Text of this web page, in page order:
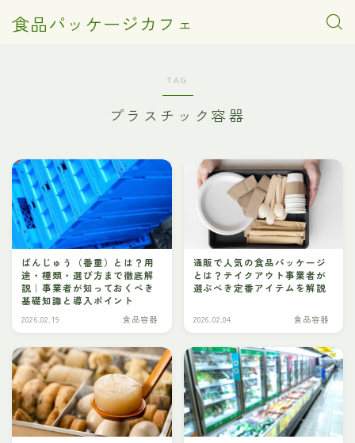
食品パッケージカフェ
TAG
プラスチック容器
ばんじゅう（番重）とは？用
途・種類・選び方まで徹底解
説｜事業者が知っておくべき
基礎知識と導入ポイント
2026.02.19 食品容器
通販で人気の食品パッケージ
とは？テイクアウト事業者が
選ぶべき定番アイテムを解説
2026.02.04 食品容器